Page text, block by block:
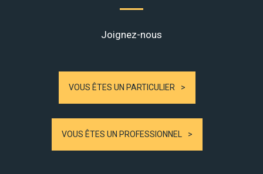
Joignez-nous
VOUS ÊTES UN PARTICULIER
VOUS ÊTES UN PROFESSIONNEL